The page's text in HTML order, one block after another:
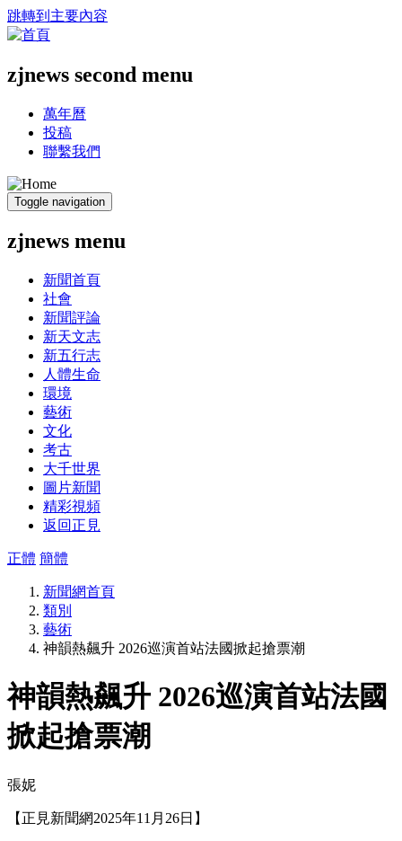
跳轉到主要內容
zjnews second menu
萬年曆
投稿
聯繫我們
Toggle navigation
zjnews menu
新聞首頁
社會
新聞評論
新天文志
新五行志
人體生命
環境
藝術
文化
考古
大千世界
圖片新聞
精彩視頻
返回正見
正體 簡體
新聞網首頁
類別
藝術
神韻熱飆升 2026巡演首站法國掀起搶票潮
神韻熱飆升 2026巡演首站法國
掀起搶票潮
張妮
【正見新聞網2025年11月26日】